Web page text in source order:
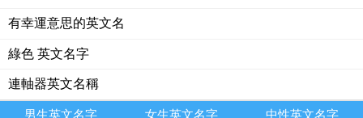
有幸運意思的英文名
綠色 英文名字
連軸器英文名稱
男生英文名字 女生英文名字 中性英文名字